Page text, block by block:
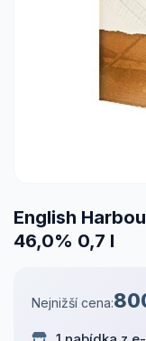
English
46,0% 0,7 l
Nejnižší cena: